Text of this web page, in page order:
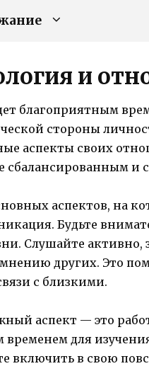
и
благоприятным
стороны
аспекты своих
сбалансированным и
аспектов, на
Будьте
Слушайте активно,
других. Это
с близкими.
аспект — это
для
включить в свою